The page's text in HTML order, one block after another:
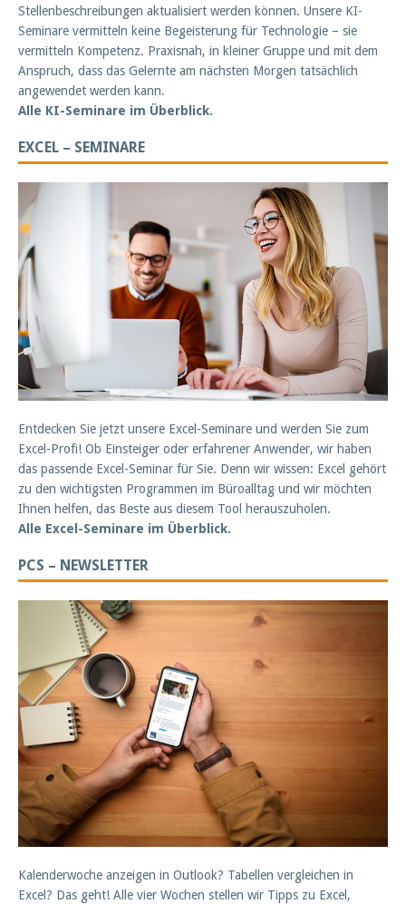
Stellenbeschreibungen aktualisiert werden können. Unsere KI-
Seminare vermitteln keine Begeisterung für Technologie – sie
vermitteln Kompetenz. Praxisnah, in kleiner Gruppe und mit dem
Anspruch, dass das Gelernte am nächsten Morgen tatsächlich
angewendet werden kann.
Alle KI-Seminare im Überblick.
EXCEL – SEMINARE
Entdecken Sie jetzt unsere Excel-Seminare und werden Sie zum
Excel-Profi! Ob Einsteiger oder erfahrener Anwender, wir haben
das passende Excel-Seminar für Sie. Denn wir wissen: Excel gehört
zu den wichtigsten Programmen im Büroalltag und wir möchten
Ihnen helfen, das Beste aus diesem Tool herauszuholen.
Alle Excel-Seminare im Überblick.
PCS – NEWSLETTER
Kalenderwoche anzeigen in Outlook? Tabellen vergleichen in
Excel? Das geht! Alle vier Wochen stellen wir Tipps zu Excel,